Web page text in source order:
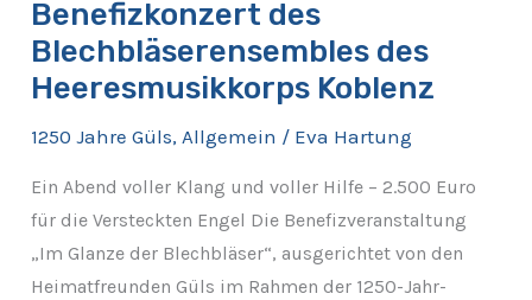
Benefizkonzert des
Blechbläserensembles des
Heeresmusikkorps Koblenz
1250 Jahre Güls,Allgemein / Eva Hartung
Ein Abend voller Klang und voller Hilfe – 2.500 Euro
für die Versteckten Engel Die Benefizveranstaltung
„Im Glanze der Blechbläser“, ausgerichtet von den
Heimatfreunden Güls im Rahmen der 1250-Jahr-